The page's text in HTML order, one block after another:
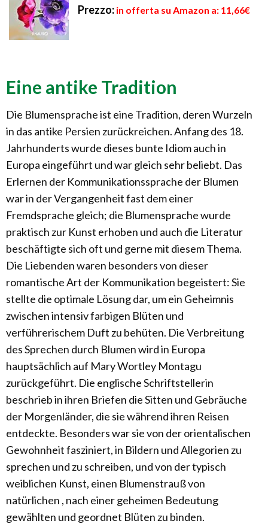
Prezzo: in offerta su Amazon a: 11,66€
Eine antike Tradition
Die Blumensprache ist eine Tradition, deren Wurzeln
in das antike Persien zurückreichen. Anfang des 18.
Jahrhunderts wurde dieses bunte Idiom auch in
Europa eingeführt und war gleich sehr beliebt. Das
Erlernen der Kommunikationssprache der Blumen
war in der Vergangenheit fast dem einer
Fremdsprache gleich; die Blumensprache wurde
praktisch zur Kunst erhoben und auch die Literatur
beschäftigte sich oft und gerne mit diesem Thema.
Die Liebenden waren besonders von dieser
romantische Art der Kommunikation begeistert: Sie
stellte die optimale Lösung dar, um ein Geheimnis
zwischen intensiv farbigen Blüten und
verführerischem Duft zu behüten. Die Verbreitung
des Sprechen durch Blumen wird in Europa
hauptsächlich auf Mary Wortley Montagu
zurückgeführt. Die englische Schriftstellerin
beschrieb in ihren Briefen die Sitten und Gebräuche
der Morgenländer, die sie während ihren Reisen
entdeckte. Besonders war sie von der orientalischen
Gewohnheit fasziniert, in Bildern und Allegorien zu
sprechen und zu schreiben, und von der typisch
weiblichen Kunst, einen Blumenstrauß von
natürlichen , nach einer geheimen Bedeutung
gewählten und geordnet Blüten zu binden.